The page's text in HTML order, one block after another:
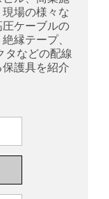
場の様々な
ケーブルの
縁テープ、
タなどの配線
護具を紹介